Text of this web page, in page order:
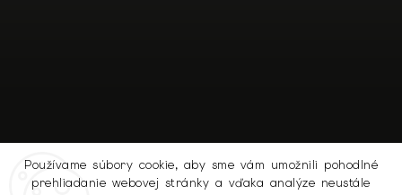
Používame súbory cookie, aby sme vám umožnili pohodlné
prehliadanie webovej stránky a vďaka analýze neustále